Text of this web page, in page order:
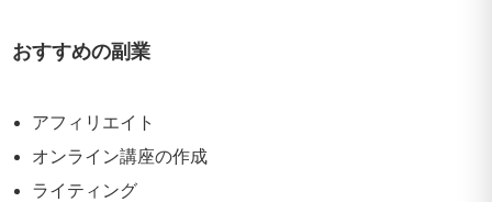
おすすめの副業
アフィリエイト
オンライン講座の作成
ライティング